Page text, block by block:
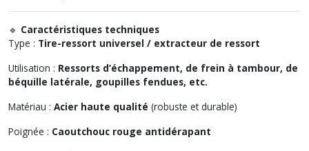
🔹 Caractéristiques techniques
Type : Tire-ressort universel / extracteur de ressort
Utilisation : Ressorts d’échappement, de frein à tambour, de
béquille latérale, goupilles fendues, etc.
Matériau : Acier haute qualité (robuste et durable)
Poignée : Caoutchouc rouge antidérapant